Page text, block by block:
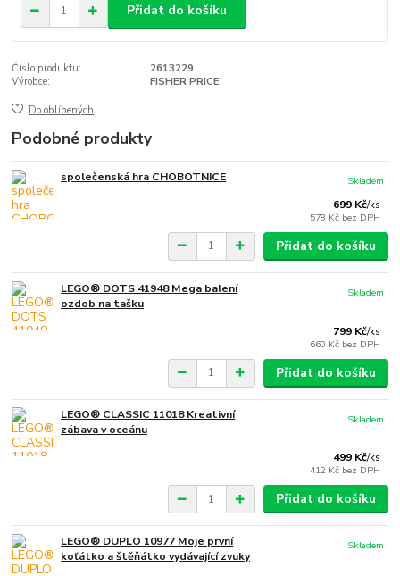
Přidat do košíku
Číslo produktu:
2613229
Výrobce:
FISHER PRICE
Do oblíbených
Podobné produkty
společenská hra CHOBOTNICE
699 Kč/ks
578 Kč bez DPH
Skladem
Přidat do košíku
LEGO® DOTS 41948 Mega balení
ozdob na tašku
799 Kč/ks
660 Kč bez DPH
Skladem
Přidat do košíku
LEGO® CLASSIC 11018 Kreativní
zábava v oceánu
499 Kč/ks
412 Kč bez DPH
Skladem
Přidat do košíku
LEGO® DUPLO 10977 Moje první
koťátko a štěňátko vydávající zvuky
Skladem